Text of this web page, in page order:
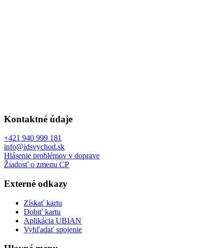
Kontaktné údaje
+421 940 999 181
info@idsvychod.sk
Hlásenie problémov v doprave
Žiadosť o zmenu CP
Externé odkazy
Získať kartu
Dobiť kartu
Aplikácia UBIAN
Vyhľadať spojenie